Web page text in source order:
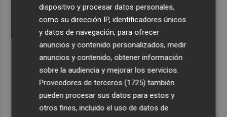
dispositivo y procesar datos personales,
como su dirección IP, identificadores únicos
y datos de navegación, para ofrecer
anuncios y contenido personalizados, medir
anuncios y contenido, obtener información
sobre la audiencia y mejorar los servicios.
Proveedores de terceros (1725) también
pueden procesar sus datos para estos y
otros fines, incluido el uso de datos de